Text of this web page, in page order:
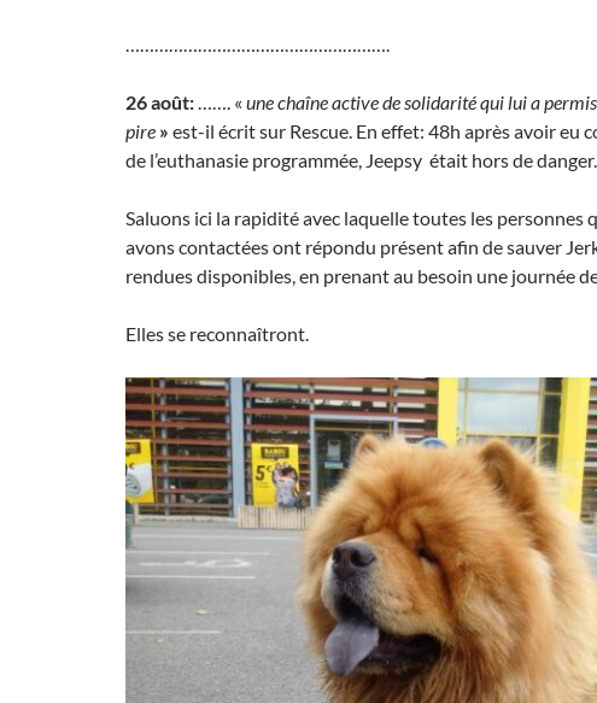
……………………………………………….
26 août:……. « une chaîne active de solidarité qui lui a
pire » est-il écrit sur Rescue. En effet: 48h après avoir eu
de l’euthanasie programmée, Jeepsy était hors de danger.
Saluons ici la rapidité avec laquelle toutes les personnes
avons contactées ont répondu présent afin de sauver
rendues disponibles, en prenant au besoin une journée
Elles se reconnaîtront.